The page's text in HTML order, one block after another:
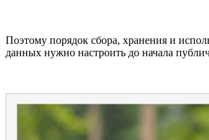
Поэтому порядок сбора, хранения и
данных нужно настроить до начала